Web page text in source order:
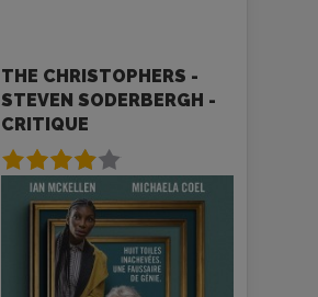
THE CHRISTOPHERS -
STEVEN SODERBERGH -
CRITIQUE